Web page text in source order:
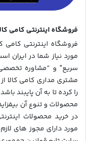
فروشگاه اینترنتی کامی
فروشگاه اینترنتی کامی
مورد نیاز شما در ایران
سریع” و “مشاوره
مشتری مداری کامی
را کرده تا به آن پایبند
محصولات و تنوع آن
در خرید محصولات
مورد دارای مجوز های